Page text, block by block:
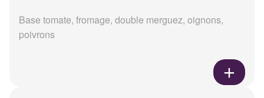
Base tomate, fromage, double merguez, oignons,
poivrons